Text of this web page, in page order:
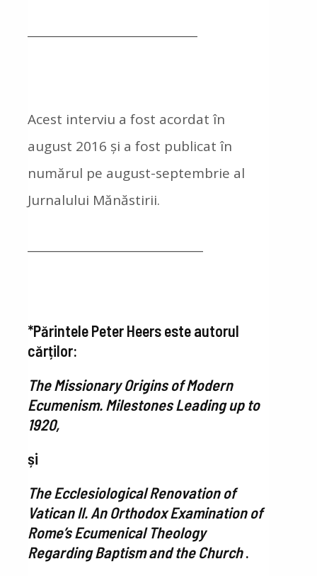
Acest interviu a fost acordat în
august 2016 și a fost publicat în
numărul pe august-septembrie al
Jurnalului Mănăstirii.
*Părintele Peter Heers este autorul
cărților:
The Missionary Origins of Modern
Ecumenism. Milestones Leading up to
1920,
și
The Ecclesiological Renovation of
Vatican II. An Orthodox Examination of
Rome’s Ecumenical Theology
Regarding Baptism and the Church .